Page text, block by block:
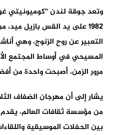
وتعد جوقة لندن “كوميونيتي
1982 على يد القس بازيل
التعبير عن روح الزنوج، وهي
المسيحي في أوساط المجتمع
مرور الزمن، أصبحت واحدة من
يشار إلى أن مهرجان الضفاف
من مؤسسة ثقافات العالم، يقدم
بين الحفلات الموسيقية